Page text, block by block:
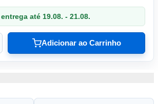
até 19.08. - 21.08.
Adicionar ao Carrinho